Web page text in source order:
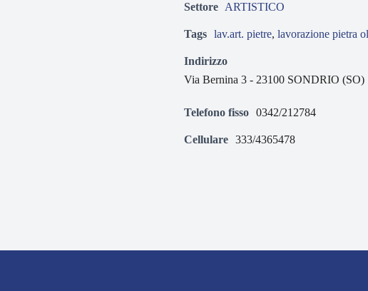
Settore ARTISTICO
Tags lav.art. pietre, lavorazione pietra
Indirizzo
Via Bernina 3 - 23100 SONDRIO (SO)
Telefono fisso 0342/212784
Cellulare 333/4365478